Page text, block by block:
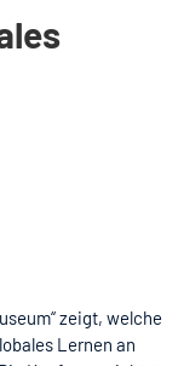
zeigt, welche
Lernen an